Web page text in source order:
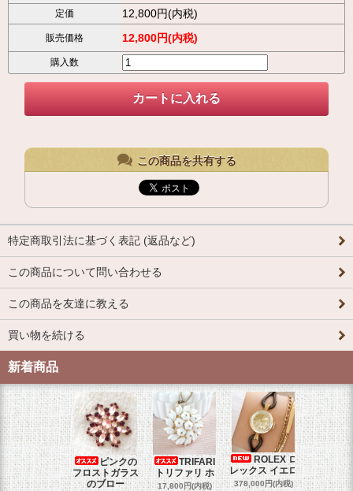
定価 12,800円(内税)
販売価格 12,800円(内税)
購入数
この商品を共有する
特定商取引法に基づく表記 (返品など)
この商品について問い合わせる
この商品を友達に教える
買い物を続ける
新着商品
ピンクの
フロストガラス
のブロー
TRIFARI
トリファリ ホ
17,800円(内税)
ROLEX ロ
レックス イエロ
378,000円(内税)
ジュリア
29,000円(